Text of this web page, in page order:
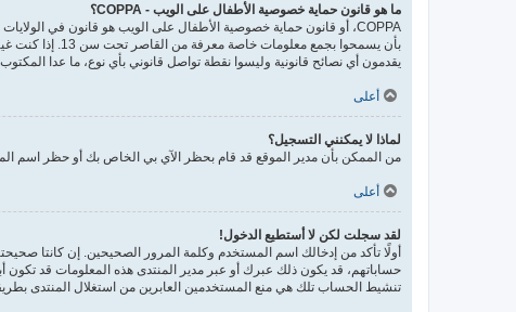
ما هو قانون حماية خصوصية الأطفال على الويب - COPPA؟
يقدمون أي نصائح قانونية وليسوا نقطة تواصل قانوني بأي نوع، ما عدا
أعلى
لماذا لا يمكنني التسجيل؟
من الممكن بأن مدير الموقع قد قام بحظر الآي بي الخاص بك أو حظر اسم
أعلى
لقد سجلت لكن لا أستطيع الدخول!
حساباتهم، قد يكون ذلك عبرك أو عبر مدير المنتدى هذه المعلومات قد تكون
تنشيط الحساب تلك هي منع المستخدمين العابرين من استغلال المنتدى